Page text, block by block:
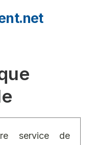
service de